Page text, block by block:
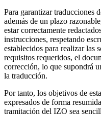
Para garantizar traducciones
además de un plazo
estar correctamente
instrucciones, respetando
establecidos para realizar las
requisitos requeridos, el
corrección, lo que supondrá
la traducción.
Por tanto, los objetivos de
expresados de forma
tramitación del IZO sea